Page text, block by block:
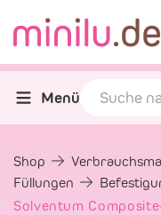
Menü
Shop
Füllungen
Solventum